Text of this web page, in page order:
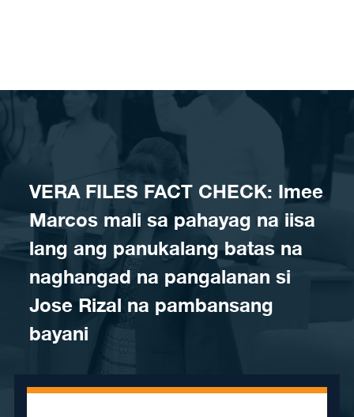
VERA FILES FACT CHECK: Imee
Marcos mali sa pahayag na iisa
lang ang panukalang batas na
naghangad na pangalanan si
Jose Rizal na pambansang
bayani